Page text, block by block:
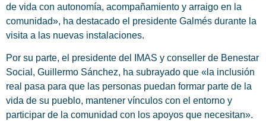
de vida con autonomía, acompañamiento y arraigo en la
comunidad», ha destacado el presidente Galmés durante la
visita a las nuevas instalaciones.
Por su parte, el presidente del IMAS y conseller de Benestar
Social, Guillermo Sánchez, ha subrayado que «la inclusión
real pasa para que las personas puedan formar parte de la
vida de su pueblo, mantener vínculos con el entorno y
participar de la comunidad con los apoyos que necesitan».